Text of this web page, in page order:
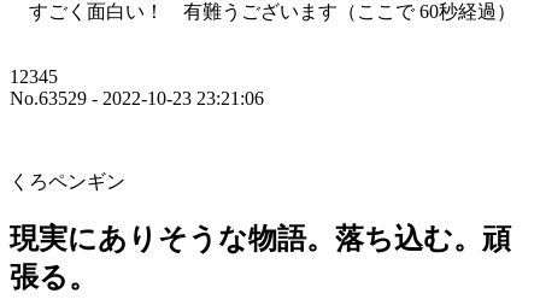
すごく面白い！ 有難うございます（ここで 60秒経過）
12345
No.63529 - 2022-10-23 23:21:06
くろペンギン
現実にありそうな物語。落ち込む。頑
張る。